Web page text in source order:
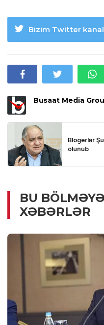
Bizim Twitter
Busaat Media
BU
XƏBƏRLƏR